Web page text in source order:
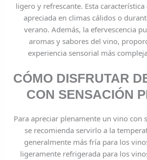
ligero y refrescante. Esta
apreciada en climas cálidos o
verano. Además, la efervescencia
aromas y sabores del vino,
experiencia sensorial más
CÓMO DISFRUTAR
CON SENSACIÓN
Para apreciar plenamente un vino con
se recomienda servirlo a la
generalmente más fría para los
ligeramente refrigerada para los